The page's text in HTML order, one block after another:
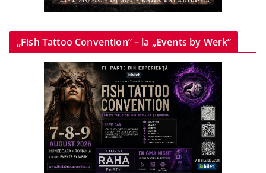
„Fish Tattoo Convention” – la „Events by Werk”